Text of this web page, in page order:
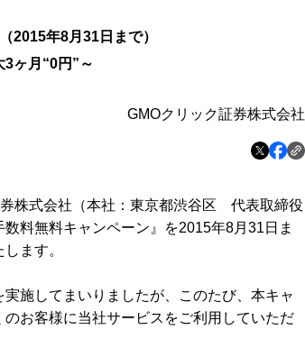
2015年8月31日まで）
3ヶ月“0円”～
GMOクリック証券株式会社
株式会社（本社：東京都渋谷区 代表取締役
無料キャンペーン』を2015年8月31日ま
ます。
施してまいりましたが、このたび、本キャ
お客様に当社サービスをご利用していただ